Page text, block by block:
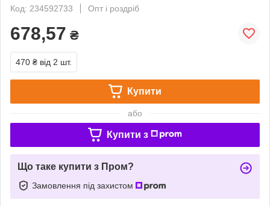
Код: 234592733
Опт і роздріб
678,57 ₴
470 ₴ від 2 шт.
Купити
або
Купити з
Що таке купити з Пром?
Замовлення під захистом